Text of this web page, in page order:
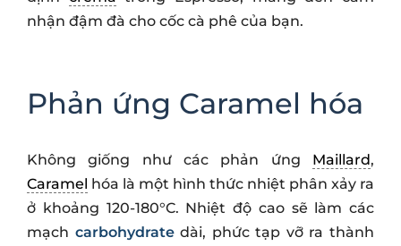
nhận đậm đà cho cốc cà phê của bạn.
Phản ứng Caramel hóa
Không giống như các phản ứng Maillard,
Caramel hóa là một hình thức nhiệt phân xảy ra
ở khoảng 120-180°C. Nhiệt độ cao sẽ làm các
mạch carbohydratedài, phức tạp vỡ ra thành